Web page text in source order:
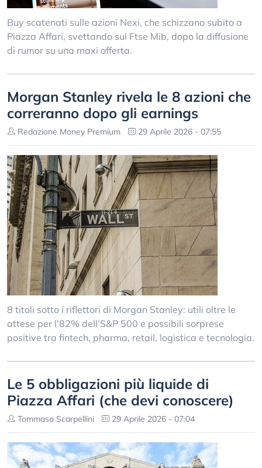
Buy scatenati sulle azioni Nexi, che schizzano subito a
Piazza Affari, svettando sul Ftse Mib, dopo la diffusione
di rumor su una maxi offerta.
Morgan Stanley rivela le 8 azioni che
correranno dopo gli earnings
Redazione Money Premium 29 Aprile 2026 - 07:55
8 titoli sotto i riflettori di Morgan Stanley: utili oltre le
attese per l’82% dell’S&P 500 e possibili sorprese
positive tra fintech, pharma, retail, logistica e tecnologia.
Le 5 obbligazioni più liquide di
Piazza Affari (che devi conoscere)
Tommaso Scarpellini 29 Aprile 2026 - 07:04